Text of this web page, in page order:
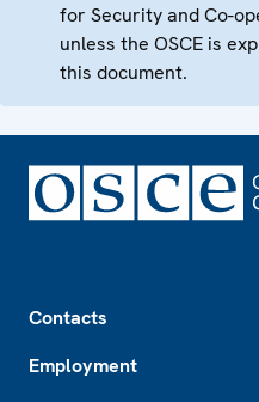
for Security and Co-
unless the OSCE is
this document.
Contacts
Employment